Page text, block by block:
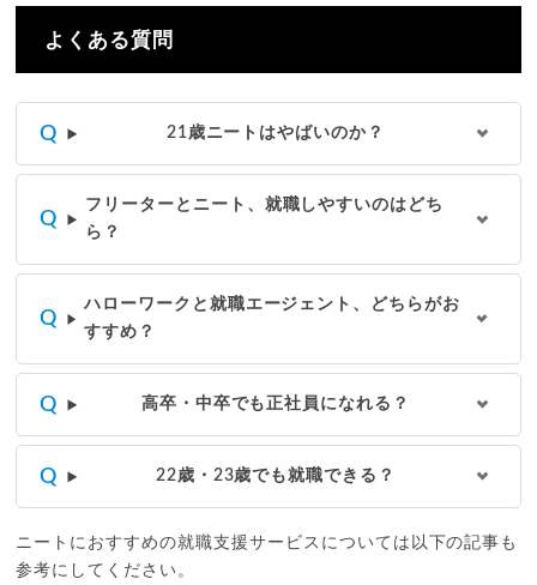
よくある質問
21歳ニートはやばいのか？
フリーターとニート、就職しやすいのはどち
ら？
ハローワークと就職エージェント、どちらがお
すすめ？
高卒・中卒でも正社員になれる？
22歳・23歳でも就職できる？
ニートにおすすめの就職支援サービスについては以下の記事も
参考にしてください。